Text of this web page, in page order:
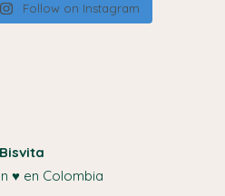
Follow on Instagram
Bisvita
♥ en Colombia